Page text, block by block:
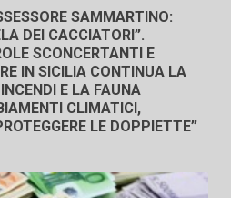
SAMMARTINO:
DEI CACCIATORI”.
SCONCERTANTI E
IN SICILIA CONTINUA LA
E LA FAUNA
CLIMATICI,
LE DOPPIETTE”